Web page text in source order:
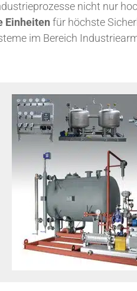
nicht nur
Einheiten für höchste
im Bereich